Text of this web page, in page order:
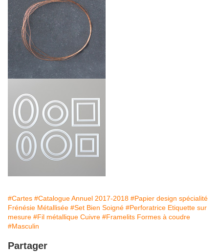
#Cartes #Catalogue Annuel 2017-2018 #Papier design spécialité
Frénésie Métallisée #Set Bien Soigné #Perforatrice Etiquette sur
mesure #Fil métallique Cuivre #Framelits Formes à coudre
#Masculin
Partager